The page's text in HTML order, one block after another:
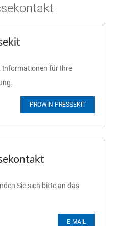
Informationen für Ihre
PROWIN PRESSEKIT
Sie sich bitte an das
E-MAIL